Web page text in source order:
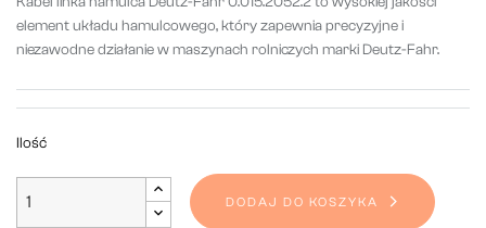
element układu hamulcowego, który zapewnia precyzyjne i
niezawodne działanie w maszynach rolniczych marki Deutz-Fahr.
Ilość
DODAJ DO KOSZYKA